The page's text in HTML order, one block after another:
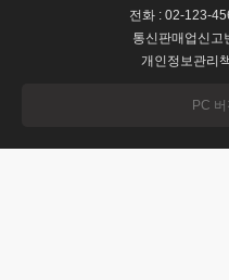
전화 : 02-123-
통신판매업신고
개인정보관리
PC 버